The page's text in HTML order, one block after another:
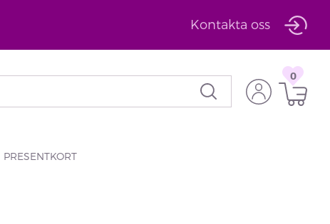
Kontakta oss
0
PRESENTKORT